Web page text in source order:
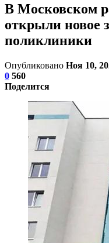
В Московском
открыли новое
поликлиники
Опубликовано Ноя 10,
0 560
Поделится